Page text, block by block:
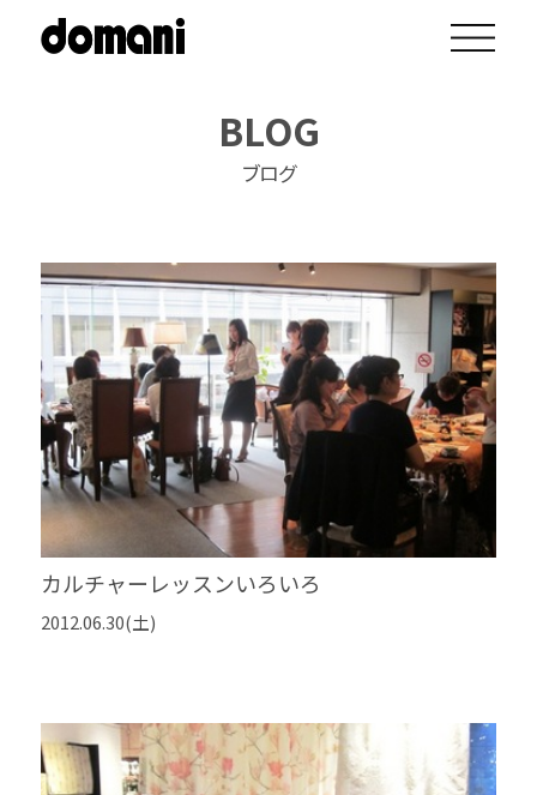
BLOG
ブログ
カルチャーレッスンいろいろ
2012.06.30(土)